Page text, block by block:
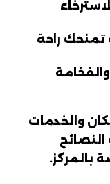
تمنحك راحة
والخدمات
بالمركز.